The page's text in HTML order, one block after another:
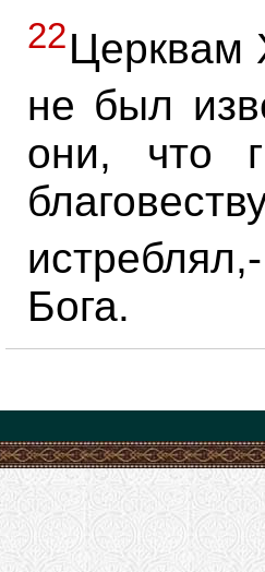
22Церквам
не был
они, что
Бога.